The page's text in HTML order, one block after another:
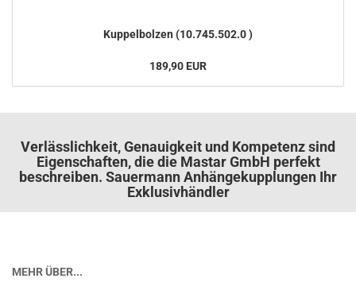
Kup­pel­bol­zen (10.745.502.0 )
189,90 EUR
Verlässlichkeit, Genauigkeit und Kompetenz sind
Eigenschaften, die die Mastar GmbH perfekt
beschreiben. Sauermann Anhängekupplungen Ihr
Exklusivhändler
MEHR ÜBER...